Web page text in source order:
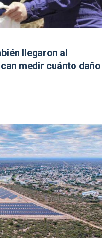
llegaron al
medir cuánto daño